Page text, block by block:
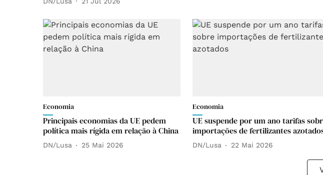
Economia
Principais economias da UE pedem
política mais rígida em relação à China
DN/Lusa 25 Mai 2026
Economia
UE suspende por um ano tarifas
importações de fertilizantes
DN/Lusa 22 Mai 2026